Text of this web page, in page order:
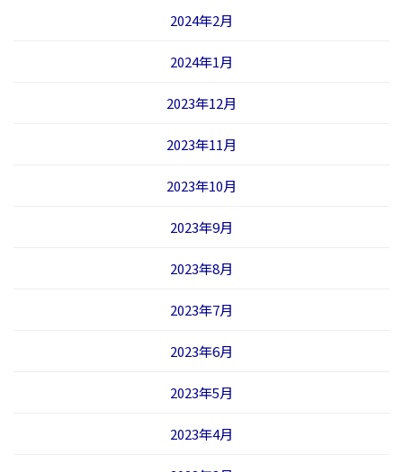
2024年2月
2024年1月
2023年12月
2023年11月
2023年10月
2023年9月
2023年8月
2023年7月
2023年6月
2023年5月
2023年4月